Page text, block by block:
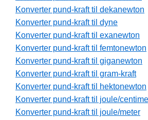
Konverter pund-kraft til dekanewton
Konverter pund-kraft til dyne
Konverter pund-kraft til exanewton
Konverter pund-kraft til femtonewton
Konverter pund-kraft til giganewton
Konverter pund-kraft til gram-kraft
Konverter pund-kraft til hektonewton
Konverter pund-kraft til joule/
Konverter pund-kraft til joule/meter